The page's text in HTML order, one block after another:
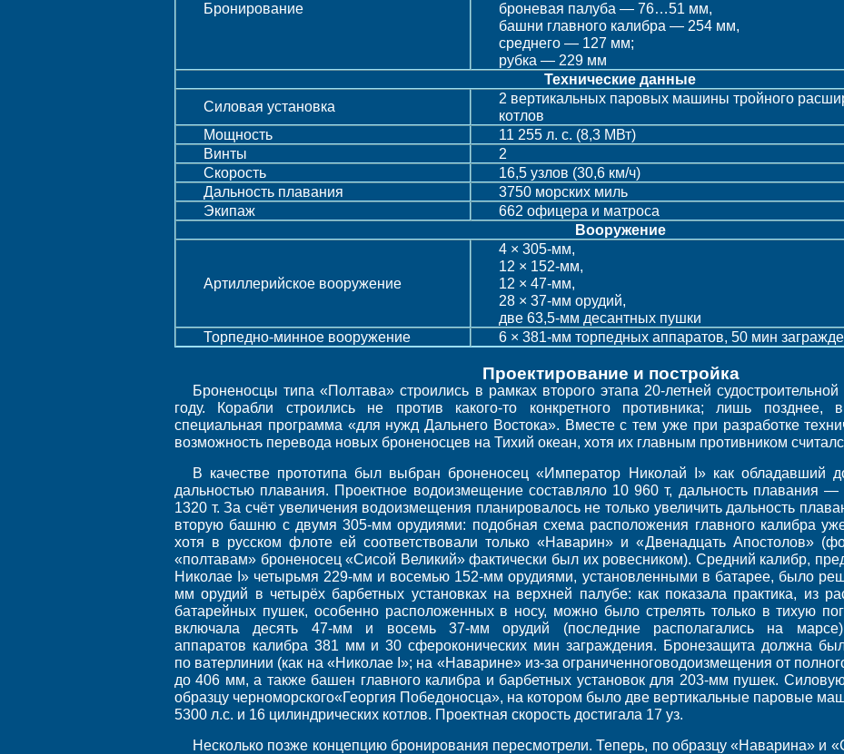
Бронирование
броневая палуба — 76…51 мм,
башни главного калибра — 254 мм,
среднего — 127 мм;
рубка — 229 мм
Технические данные
Силовая установка
2 вертикальных паровых машины тройного
котлов
Мощность
11 255 л. с. (8,3 МВт)
Винты
2
Скорость
16,5 узлов (30,6 км/ч)
Дальность плавания
3750 морских миль
Экипаж
662 офицера и матроса
Вооружение
Артиллерийское вооружение
4 × 305-мм,
12 × 152-мм,
12 × 47-мм,
28 × 37-мм орудий,
две 63,5-мм десантных пушки
Торпедно-минное вооружение
6 × 381-мм торпедных аппаратов, 50 мин
Проектирование и постройка
Броненосцы типа «Полтава» строились в рамках второго этапа 20-летней
году. Корабли строились не против какого-то конкретного противника; лишь
специальная программа «для нужд Дальнего Востока». Вместе с тем уже при разработке
возможность перевода новых броненосцев на Тихий океан, хотя их главным противником
В качестве прототипа был выбран броненосец «Император Николай I» как обладавший
дальностью плавания. Проектное водоизмещение составляло 10 960 т, дальность плавания
1320 т. За счёт увеличения водоизмещения планировалось не только увеличить дальность
вторую башню с двумя 305-мм орудиями: подобная схема расположения главного калибра
хотя в русском флоте ей соответствовали только «Наварин» и «Двенадцать Апостолов»
«полтавам» броненосец «Сисой Великий» фактически был их ровесником). Средний калибр,
Николае I» четырьмя 229-мм и восемью 152-мм орудиями, установленными в батарее, было
мм орудий в четырёх барбетных установках на верхней палубе: как показала практика, из
батарейных пушек, особенно расположенных в носу, можно было стрелять только в тихую
включала десять 47-мм и восемь 37-мм орудий (последние располагались на
аппаратов калибра 381 мм и 30 сфероконических мин заграждения. Бронезащита должна
по ватерлинии (как на «Николае I»; на «Наварине» из-за ограниченноговодоизмещения от
до 406 мм, а также башен главного калибра и барбетных установок для 203-мм пушек.
образцу черноморского«Георгия Победоносца», на котором было две вертикальные паровые
5300 л.с. и 16 цилиндрических котлов. Проектная скорость достигала 17 уз.
Несколько позже концепцию бронирования пересмотрели. Теперь, по образцу «Наварина» и